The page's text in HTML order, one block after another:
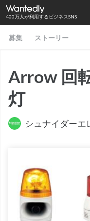
400万人が利用するビジネスSNS
募集 ストーリー
Arrow 回
灯
シュナイダーエ